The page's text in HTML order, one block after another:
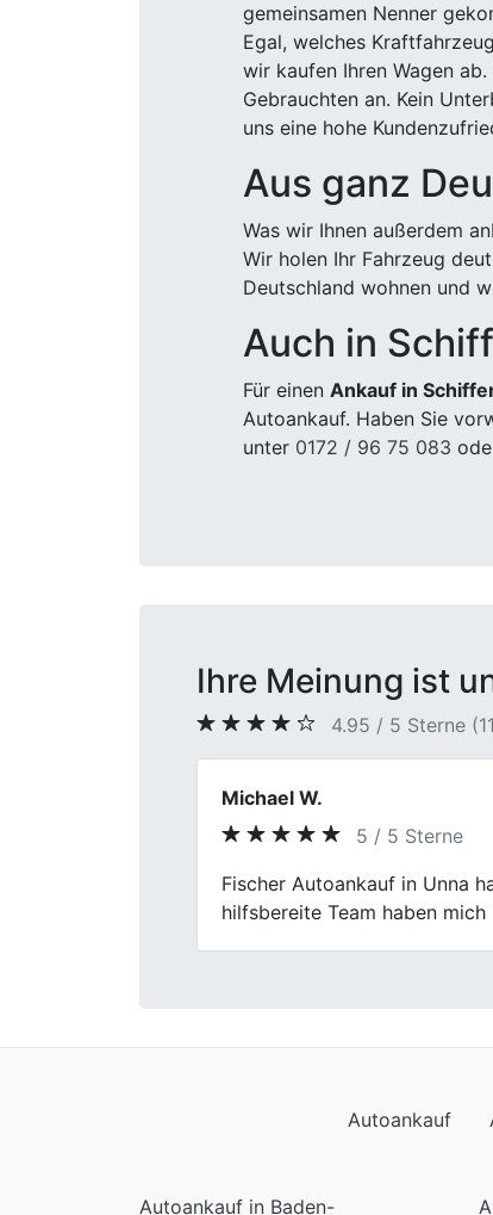
gemeinsamen Nenner
Egal, welches
wir kaufen Ihren Wagen
Gebrauchten an. Kein
uns eine hohe
Aus ganz
Was wir Ihnen außerdem
Wir holen Ihr Fahrzeug
Deutschland wohnen und
Auch in
Für einen Ankauf in
Autoankauf. Haben Sie
unter 0172 / 96 75 083
Ihre Meinung ist
4.95 / 5 Sterne
Peter K.
4 / 5 Sterne
Mein Autoverkauf bei
gab einige kleinere
Autoankauf
Autoankauf in Baden-